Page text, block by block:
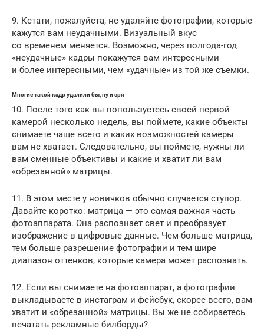
9. Кстати, пожалуйста, не удаляйте фотографии, которые
кажутся вам неудачными. Визуальный вкус
со временем меняется. Возможно, через полгода-год
«неудачные» кадры покажутся вам интересными
и более интересными, чем «удачные» из той же съемки.
Многие такой кадр удалили бы, ну и зря
10. После того как вы попользуетесь своей первой
камерой несколько недель, вы поймете, какие объекты
снимаете чаще всего и каких возможностей камеры
вам не хватает. Следовательно, вы поймете, нужны ли
вам сменные объективы и какие и хватит ли вам
«обрезанной» матрицы.
11. В этом месте у новичков обычно случается ступор.
Давайте коротко: матрица — это самая важная часть
фотоаппарата. Она распознает свет и преобразует
изображение в цифровые данные. Чем больше матрица,
тем больше разрешение фотографии и тем шире
диапазон оттенков, которые камера может распознать.
12. Если вы снимаете на фотоаппарат, а фотографии
выкладываете в инстаграм и фейсбук, скорее всего, вам
хватит и «обрезанной» матрицы. Вы же не собираетесь
печатать рекламные билборды?